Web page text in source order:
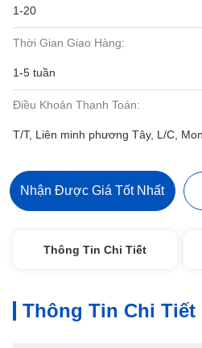
1-20
Thời Gian Giao Hàng:
1-5 tuần
Điều Khoản Thanh Toán:
T/T, Liên minh phương Tây, L/C,
Nhận Được Giá Tốt Nhất
Thông Tin Chi Tiết
Thông Tin Chi Tiết